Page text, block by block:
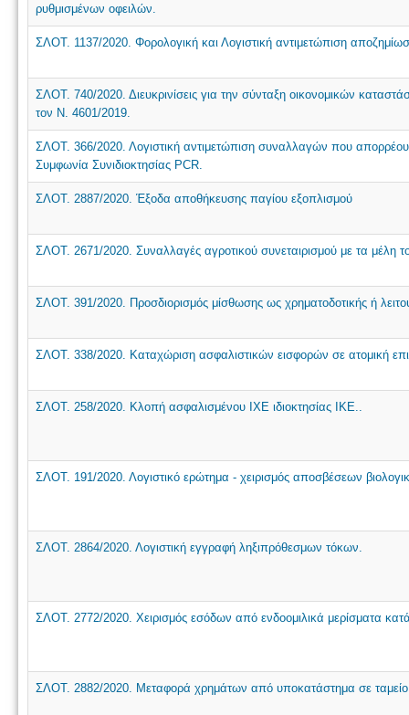
ρυθμισμένων οφειλών.
ΣΛΟΤ. 1137/2020. Φορολογική και Λογιστική αντιμετώπιση
ΣΛΟΤ. 740/2020. Διευκρινίσεις για την σύνταξη οικονομικών
τον Ν. 4601/2019.
ΣΛΟΤ. 366/2020. Λογιστική αντιμετώπιση συναλλαγών που
Συμφωνία Συνιδιοκτησίας PCR.
ΣΛΟΤ. 2887/2020. Έξοδα αποθήκευσης παγίου εξοπλισμού
ΣΛΟΤ. 2671/2020. Συναλλαγές αγροτικού συνεταιρισμού με τα μέλη
ΣΛΟΤ. 391/2020. Προσδιορισμός μίσθωσης ως χρηματοδοτικής ή
ΣΛΟΤ. 338/2020. Καταχώριση ασφαλιστικών εισφορών σε ατομική
ΣΛΟΤ. 258/2020. Κλοπή ασφαλισμένου ΙΧΕ ιδιοκτησίας ΙΚΕ..
ΣΛΟΤ. 191/2020. Λογιστικό ερώτημα - χειρισμός αποσβέσεων
ΣΛΟΤ. 2864/2020. Λογιστική εγγραφή ληξιπρόθεσμων τόκων.
ΣΛΟΤ. 2772/2020. Χειρισμός εσόδων από ενδοομιλικά μερίσματα
ΣΛΟΤ. 2882/2020. Μεταφορά χρημάτων από υποκατάστημα σε